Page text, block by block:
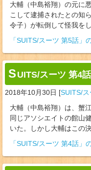
大輔（中島裕翔）の元に
こして逮捕されたとの知
令子）が転倒して怪我を
「SUITS/スーツ 第5話」
S UITS/スーツ 第4話
2018年10月30日 [SUITS/
大輔（中島裕翔）は、蟹
同じアソシエイトの館山
いた。しかし大輔はこの
「SUITS/スーツ 第4話」